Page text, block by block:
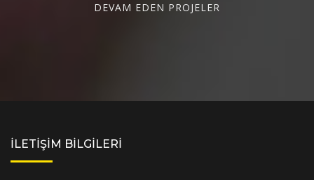
DEVAM EDEN PROJELER
İLETİŞİM BİLGİLERİ